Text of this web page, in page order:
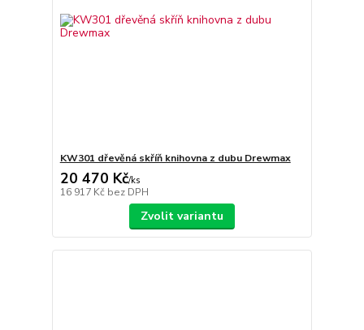
KW301 dřevěná skříň knihovna z dubu Drewmax
20 470 Kč/ks
16 917 Kč bez DPH
Zvolit variantu